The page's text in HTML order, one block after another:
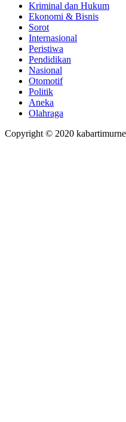
Kriminal dan Hukum
Ekonomi & Bisnis
Sorot
Internasional
Peristiwa
Pendidikan
Nasional
Otomotif
Politik
Aneka
Olahraga
Copyright © 2020